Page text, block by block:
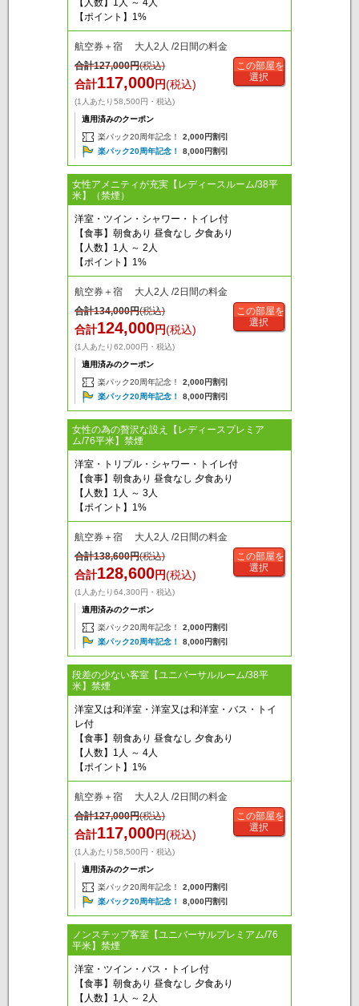
【人数】1人 ～ 4人
【ポイント】1%
航空券＋宿 大人2人 /2日間の料金
合計127,000円(税込)
合計117,000円(税込)
(1人あたり58,500円・税込)
適用済みのクーポン
楽パック20周年記念！
2,000円割引
楽パック20周年記念！
8,000円割引
この部屋を
選択
女性アメニティが充実【レディースルーム/38平
米】（禁煙）
洋室・ツイン・シャワー・トイレ付
【食事】朝食あり 昼食なし 夕食あり
【人数】1人 ～ 2人
【ポイント】1%
航空券＋宿 大人2人 /2日間の料金
合計134,000円(税込)
合計124,000円(税込)
(1人あたり62,000円・税込)
適用済みのクーポン
楽パック20周年記念！
2,000円割引
楽パック20周年記念！
8,000円割引
この部屋を
選択
女性の為の贅沢な設え【レディースプレミア
ム/76平米】禁煙
洋室・トリプル・シャワー・トイレ付
【食事】朝食あり 昼食なし 夕食あり
【人数】1人 ～ 3人
【ポイント】1%
航空券＋宿 大人2人 /2日間の料金
合計138,600円(税込)
合計128,600円(税込)
(1人あたり64,300円・税込)
適用済みのクーポン
楽パック20周年記念！
2,000円割引
楽パック20周年記念！
8,000円割引
この部屋を
選択
段差の少ない客室【ユニバーサルルーム/38平
米】禁煙
洋室又は和洋室・洋室又は和洋室・バス・トイ
レ付
【食事】朝食あり 昼食なし 夕食あり
【人数】1人 ～ 4人
【ポイント】1%
航空券＋宿 大人2人 /2日間の料金
合計127,000円(税込)
合計117,000円(税込)
(1人あたり58,500円・税込)
適用済みのクーポン
楽パック20周年記念！
2,000円割引
楽パック20周年記念！
8,000円割引
この部屋を
選択
ノンステップ客室【ユニバーサルプレミアム/76
平米】禁煙
洋室・ツイン・バス・トイレ付
【食事】朝食あり 昼食なし 夕食あり
【人数】1人 ～ 2人